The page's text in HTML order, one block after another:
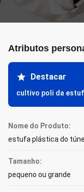
Atributos
Destacar
cultivo poli da
Nome do Produto:
estufa plástica do túnel
Tamanho:
pequeno ou grande